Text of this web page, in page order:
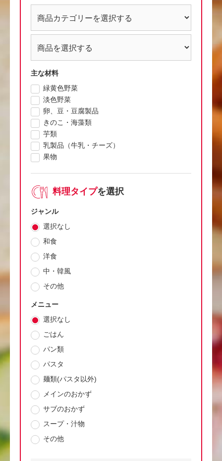
主な材料
緑黄色野菜
淡色野菜
卵、豆・豆腐製品
きのこ・海藻類
芋類
乳製品（牛乳・チーズ）
果物
料理タイプを選択
ジャンル
選択なし
和食
洋食
中・韓風
その他
メニュー
選択なし
ごはん
パン類
パスタ
麺類(パスタ以外)
メインのおかず
サブのおかず
スープ・汁物
その他